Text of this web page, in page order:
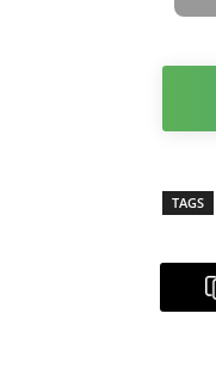
TAGS